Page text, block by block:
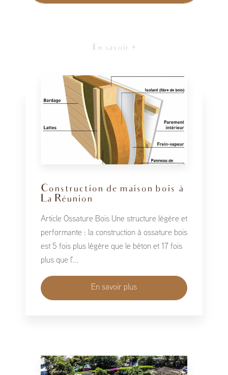
En savoir +
Construction de maison bois à
La Réunion
Article Ossature Bois Une structure légère et
performante : la construction à ossature bois
est 5 fois plus légère que le béton et 17 fois
plus que l'...
En savoir plus